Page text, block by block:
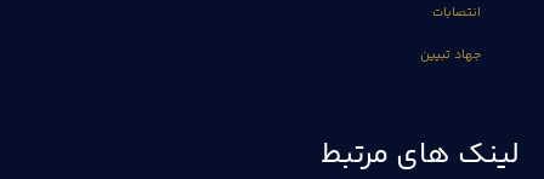
انتصابات
جهاد تبیین
لینک های مرتبط